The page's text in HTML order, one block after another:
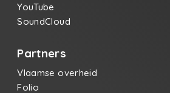
YouTube
SoundCloud
Partners
Vlaamse overheid
Folio